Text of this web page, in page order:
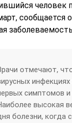
человек
сообщается
отмечают,
симптомов и
высокая
болезни, когда